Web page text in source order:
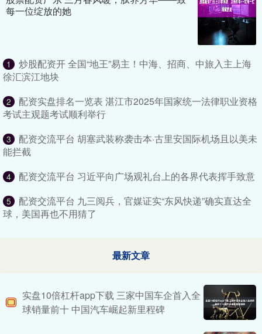
每一位绽放的她
1
炒股配资开 全国“地王”易主！中海、招商、中旅入主上海
徐汇滨江地块
2
配资实盘排名一览表 湛江市2025年国家统一法律职业资格
考试主观题考试顺利举行
3
配资交流平台 胡塞武装称袭击本·古里安国际机场且以美未
能拦截
4 配资交流平台 习近平向广场观礼台上的各界代表挥手致意
5
配资交流平台 九三阅兵，官媒证实“东风快递”确实直达全
球，美国再也不用猜了
最新文章
实盘10倍杠杆app下载 三家中国车企首入全
球销量前十 中国汽车崛起新里程碑